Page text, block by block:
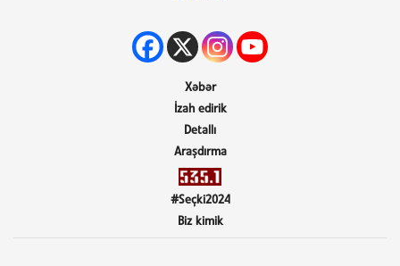
Xəbər
İzah edirik
Detallı
Araşdırma
#Seçki2024
Biz kimik